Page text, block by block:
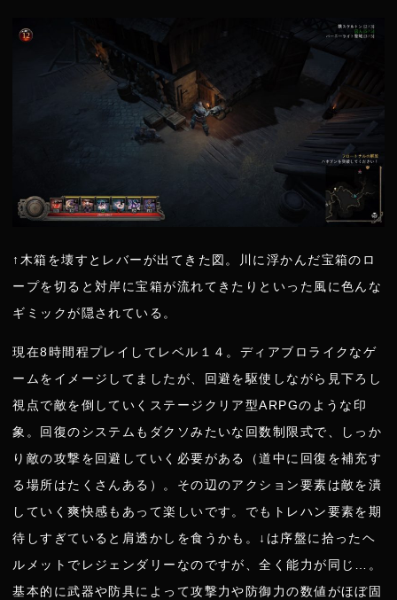
↑木箱を壊すとレバーが出てきた図。川に浮かんだ宝箱のロ
ープを切ると対岸に宝箱が流れてきたりといった風に色んな
ギミックが隠されている。
現在8時間程プレイしてレベル１４。ディアブロライクなゲ
ームをイメージしてましたが、回避を駆使しながら見下ろし
視点で敵を倒していくステージクリア型ARPGのような印
象。回復のシステムもダクソみたいな回数制限式で、しっか
り敵の攻撃を回避していく必要がある（道中に回復を補充す
る場所はたくさんある）。その辺のアクション要素は敵を潰
していく爽快感もあって楽しいです。でもトレハン要素を期
待しすぎていると肩透かしを食うかも。↓は序盤に拾ったヘ
ルメットでレジェンダリーなのですが、全く能力が同じ…。
基本的に武器や防具によって攻撃力や防御力の数値がほぼ固